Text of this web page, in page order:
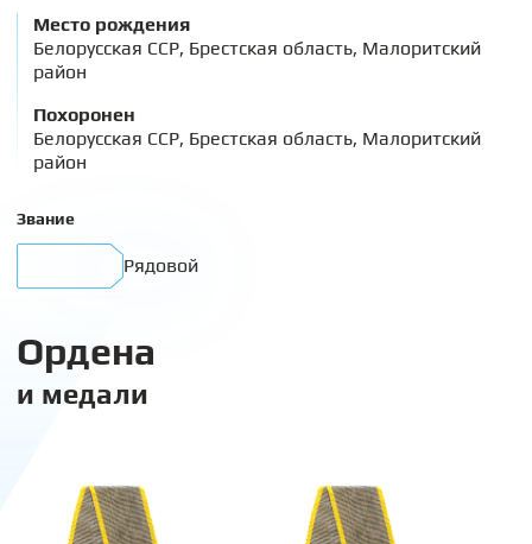
Место рождения
Белорусская ССР, Брестская область, Малоритский
район
Похоронен
Белорусская ССР, Брестская область, Малоритский
район
Звание
Рядовой
Ордена
и медали